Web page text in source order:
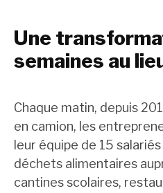
Une
semaines au
Chaque matin, depuis
en camion, les
leur équipe de 15
déchets alimentaires
cantines scolaires,